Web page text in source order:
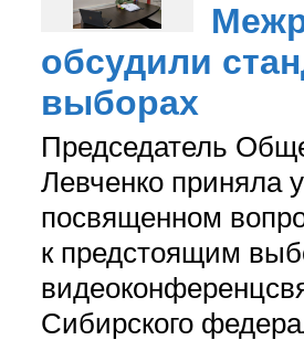
обсудили
выборах
Председатель
Левченко приняла
посвященном
к предстоящим
Сибирского